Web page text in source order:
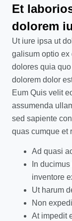
Et
dolorem
Ut iure ipsa ut
galisum optio ex
dolores quia
dolorem dolor
Eum Quis velit
assumenda
sed sapiente
quas cumque et
Ad quasi
In
inventore
Ut harum
Non
At impedit